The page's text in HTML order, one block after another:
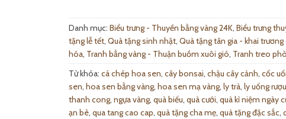
Danh mục: Biểu trưng - Thuyền bằng vàng 24K, Biểu trưng
tặng lễ tết, Quà tặng sinh nhật, Quà tặng tân gia - khai trương
hóa, Tranh bằng vàng - Thuận buồm xuôi gió, Tranh treo
Từ khóa: cá chép hoa sen, cây bonsai, chậu cây cảnh, cốc
sen, hoa sen bằng vàng, hoa sen mạ vàng, ly trà, ly uống rượu
thanh cong, ngựa vàng, quà biếu, quà cưới, quà kỉ niệm ngày
ạn bè, qua tang cao cap, quà tặng cha mẹ, quà tặng đặc sắc,